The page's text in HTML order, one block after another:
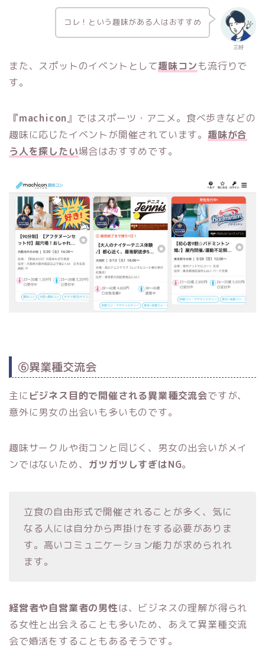
三好
コレ！という趣味がある人はおすすめ
また、スポットのイベントとして趣味コンも流行りで
す。
『machicon』ではスポーツ・アニメ。食べ歩きなどの
趣味に応じたイベントが開催されています。 趣味が合
う人を探したい場合はおすすめです。
⑥異業種交流会
主に ビジネス目的で開催される異業種交流会ですが、
意外に男女の出会いも多いものです。
趣味サークルや街コンと同じく、男女の出会いがメイ
ンではないため、 ガツガツしすぎはNG。
立食の自由形式で開催されることが多く、気に
なる人には自分から声掛けをする必要がありま
す。高いコミュニケーション能力が求められれ
ます。
経営者や自営業者の男性は、ビジネスの理解が得られ
る女性と出会えることも多いため、あえて異業種交流
会で婚活をすることもあるそうです。